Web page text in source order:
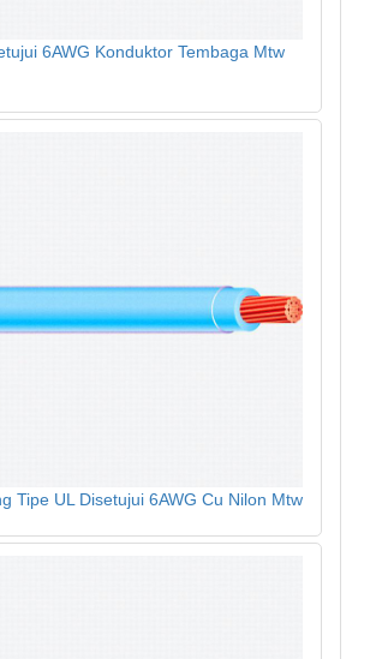
6AWG Konduktor Tembaga Mtw
Tipe UL Disetujui 6AWG Cu Nilon Mtw